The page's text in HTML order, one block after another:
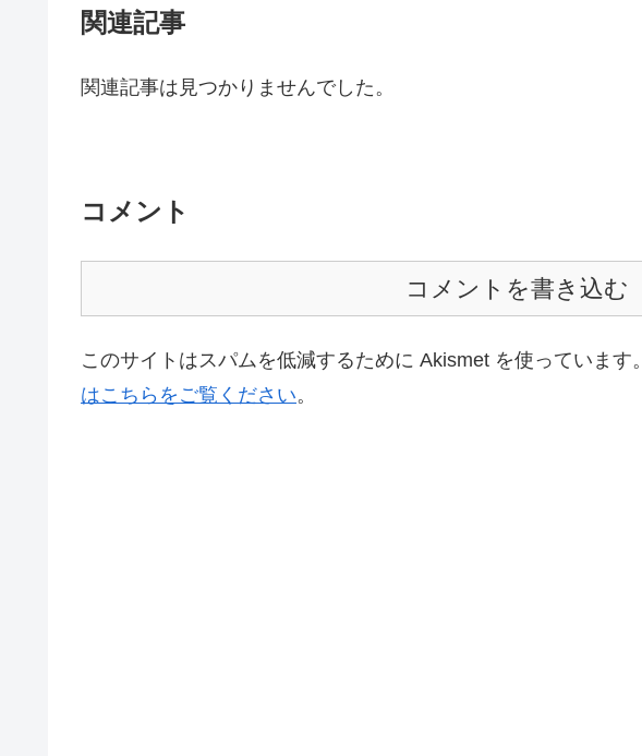
関連記事
関連記事は見つかりませんでした。
コメント
コメントを書き込む
このサイトはスパムを低減するために Akismet を使っています。
はこちらをご覧ください。